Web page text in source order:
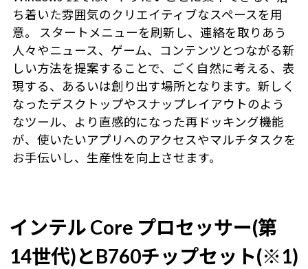
ち着いた雰囲気のクリエイティブなスペースを用
意。 スタートメニューを刷新し、連絡を取りあう
人々やニュース、ゲーム、コンテンツとつながる新
しい方法を提案することで、ごく自然に考える、表
現する、あるいは創り出す場所となります。新しく
なったデスクトップやスナップレイアウトのよう
なツール、より直感的になった再ドッキング機能
が、使いたいアプリへのアクセスやマルチタスクを
お手伝いし、生産性を向上させます。
インテル Core プロセッサー(第
14世代)とB760チップセット(※1)